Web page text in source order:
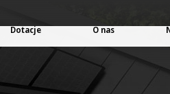
Dotacje O nas